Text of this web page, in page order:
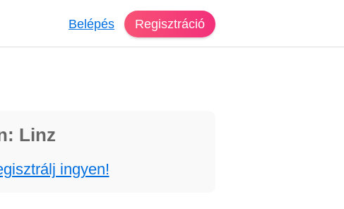
Belépés Regisztráció
Linz
ingyen!